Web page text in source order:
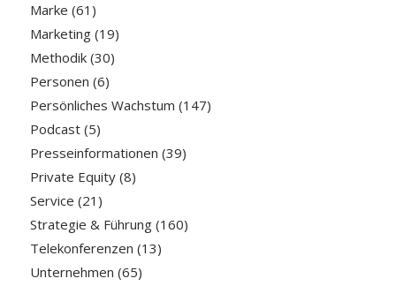
Marke (61)
Marketing(19)
Methodik(30)
Personen (6)
Persönliches Wachstum (147)
Podcast(5)
Presseinformationen (39)
Private Equity(8)
Service (21)
Strategie & Führung(160)
Telekonferenzen (13)
Unternehmen (65)